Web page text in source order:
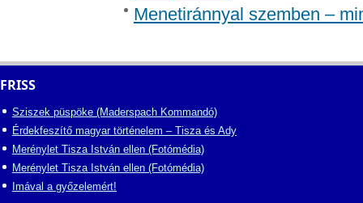
Menetiránnyal szemben –
FRISS
Sziszek püspöke (Maderspach Kommandó)
Érdekfeszítő magyar történelem – Tisza és Ady
Merénylet Tisza István ellen (Fotómédia)
Merénylet Tisza István ellen (Fotómédia)
Imával a győzelemért!